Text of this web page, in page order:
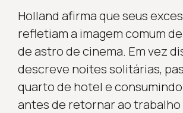
Holland afirma que seus
refletiam a imagem comum
de astro de cinema. Em vez
descreve noites solitárias,
quarto de hotel e
antes de retornar ao trabalho